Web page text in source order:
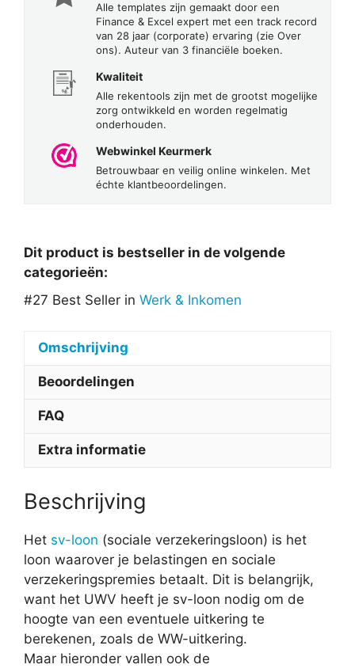
Alle templates zijn gemaakt door een
Finance & Excel expert met een track record
van 28 jaar (corporate) ervaring (zie Over
ons). Auteur van 3 financiële boeken.
Kwaliteit
Alle rekentools zijn met de grootst mogelijke
zorg ontwikkeld en worden regelmatig
onderhouden.
Webwinkel Keurmerk
Betrouwbaar en veilig online winkelen. Met
échte klantbeoordelingen.
Dit product is bestseller in de volgende
categorieën:
#27 Best Seller in Werk & Inkomen
Omschrijving
Beoordelingen
FAQ
Extra informatie
Beschrijving
Het sv-loon (sociale verzekeringsloon) is het
loon waarover je belastingen en sociale
verzekeringspremies betaalt. Dit is belangrijk,
want het UWV heeft je sv-loon nodig om de
hoogte van een eventuele uitkering te
berekenen, zoals de WW-uitkering.
Maar hieronder vallen ook de